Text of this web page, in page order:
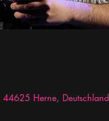
44625 Herne, Deutschland